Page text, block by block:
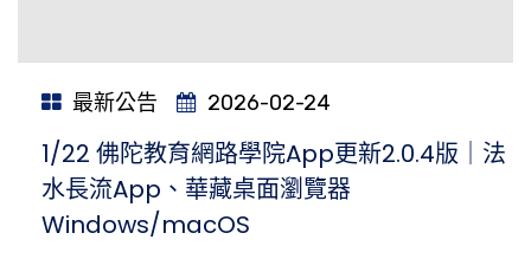
最新公告 2026-02-24
1/22 佛陀教育網路學院App更新2.0.4版｜法
水長流App、華藏桌面瀏覽器
Windows/macOS